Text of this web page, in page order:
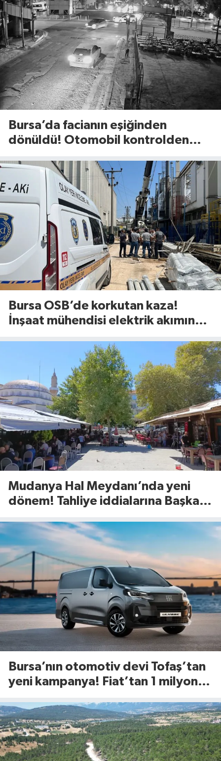
Bursa’da facianın eşiğinden
dönüldü! Otomobil kontrolden
Bursa OSB’de korkutan kaza!
İnşaat mühendisi elektrik akımına
Mudanya Hal Meydanı’nda yeni
dönem! Tahliye iddialarına Başkan
Bursa’nın otomotiv devi Tofaş’tan
yeni kampanya! Fiat’tan 1 milyon